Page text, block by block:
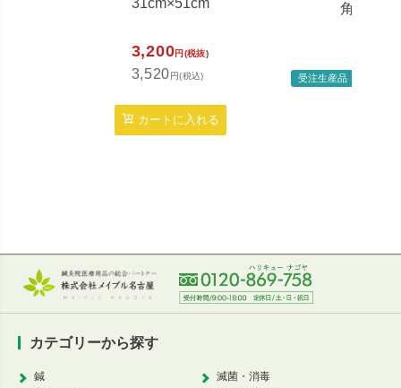
31cm×51cm
3,200円(税抜)
3,520円(税込)
カートに入れる
角マクラ
受注生産品
カテゴリーから探す
鍼
滅菌・消毒